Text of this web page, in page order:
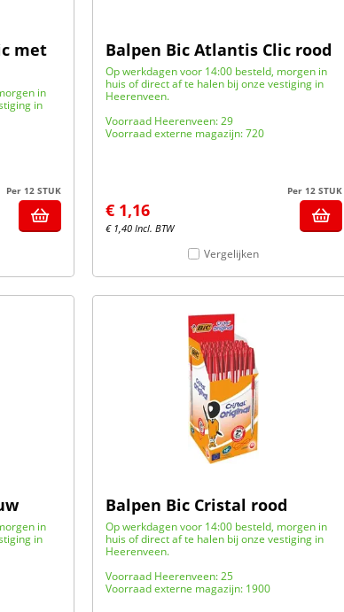
met
in
in
Per 12 STUK
Balpen Bic Atlantis Clic rood
Op werkdagen voor 14:00 besteld, morgen in
huis of direct af te halen bij onze vestiging in
Heerenveen.
Voorraad Heerenveen: 29
Voorraad externe magazijn: 720
Per 12 STUK
€ 1,16
€ 1,40 Incl. BTW
Vergelijken
in
in
Balpen Bic Cristal rood
Op werkdagen voor 14:00 besteld, morgen in
huis of direct af te halen bij onze vestiging in
Heerenveen.
Voorraad Heerenveen: 25
Voorraad externe magazijn: 1900